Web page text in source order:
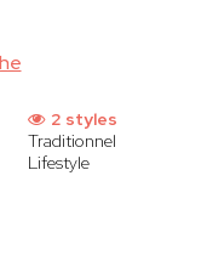
2 styles
Traditionnel
Lifestyle